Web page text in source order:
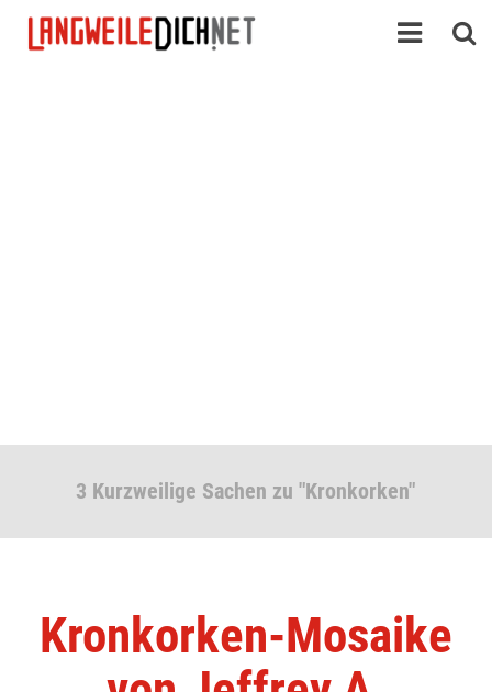
3 Kurzweilige Sachen zu "Kronkorken"
Kronkorken-Mosaike